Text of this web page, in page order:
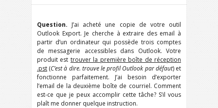
Question. J’ai acheté une copie de votre outil
Outlook Export. Je cherche à extraire des email à
partir d’un ordinateur qui possède trois comptes
de messagerie accessibles dans Outlook. Votre
produit est trouver la première boîte de réception
.pst (C’est à dire. trouve le profil Outlook par défaut) et
fonctionne parfaitement. J’ai besoin d’exporter
l’email de la deuxième boîte de courriel. Comment
est-ce que je peux accomplir cette tâche? S’il vous
plaît me donner quelque instruction.